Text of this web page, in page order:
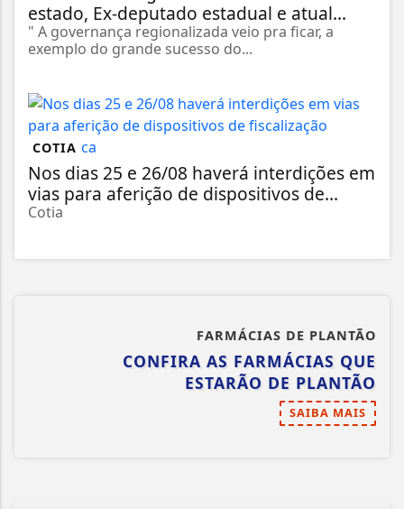
estado, Ex-deputado estadual e atual...
" A governança regionalizada veio pra ficar, a
exemplo do grande sucesso do...
COTIA
Nos dias 25 e 26/08 haverá interdições em
vias para aferição de dispositivos de...
Cotia
FARMÁCIAS DE PLANTÃO
CONFIRA AS FARMÁCIAS QUE
ESTARÃO DE PLANTÃO
SAIBA MAIS